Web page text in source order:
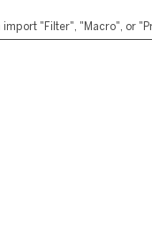
"Filter", "Macro", or